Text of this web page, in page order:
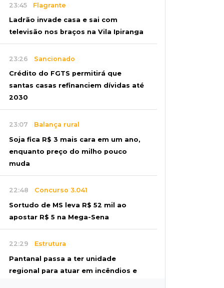
23:45 Flagrante
Ladrão invade casa e sai com
televisão nos braços na Vila Ipiranga
23:26 Sancionado
Crédito do FGTS permitirá que
santas casas refinanciem dívidas até
2030
23:07 Balança rural
Soja fica R$ 3 mais cara em um ano,
enquanto preço do milho pouco
muda
22:48 Concurso 3.041
Sortudo de MS leva R$ 52 mil ao
apostar R$ 5 na Mega-Sena
22:29 Estrutura
Pantanal passa a ter unidade
regional para atuar em incêndios e